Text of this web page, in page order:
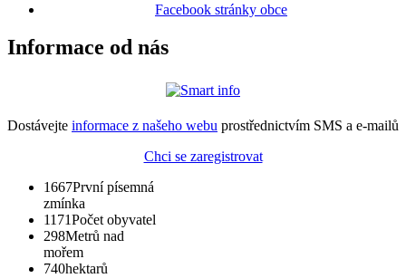
Facebook stránky obce
Informace od nás
Dostávejte informace z našeho webu prostřednictvím SMS a e-mailů
Chci se zaregistrovat
1667První písemná
zmínka
1171Počet obyvatel
298Metrů nad
mořem
740hektarů